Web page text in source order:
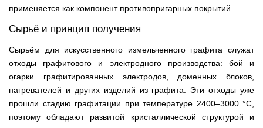
применяется как компонент противопригарных покрытий.
Сырьё и принцип получения
Сырьём для искусственного измельченного графита служат
отходы графитового и электродного производства: бой и
огарки графитированных электродов, доменных блоков,
нагревателей и других изделий из графита. Эти отходы уже
прошли стадию графитации при температуре 2400–3000 °C,
поэтому обладают развитой кристаллической структурой и